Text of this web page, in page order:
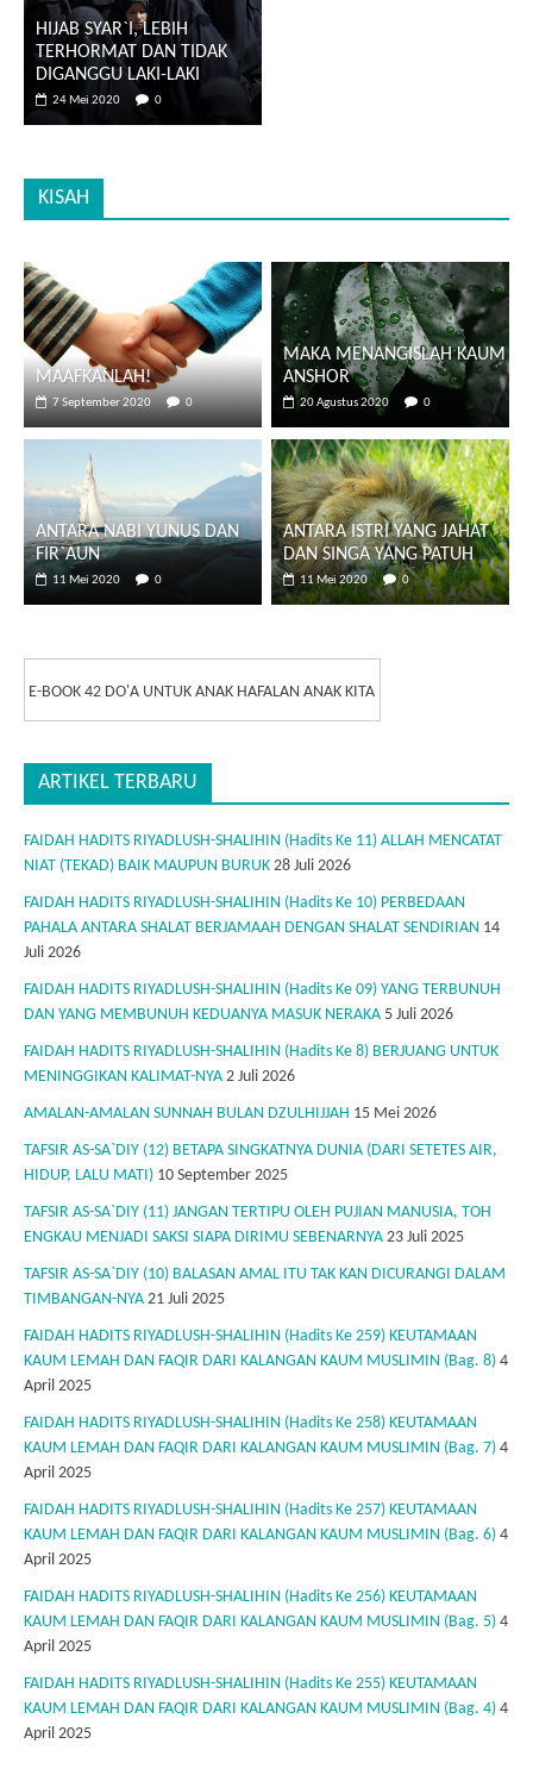
HIJAB SYAR`I, LEBIH
TERHORMAT DAN TIDAK
DIGANGGU LAKI-LAKI
24 Mei 2020 0
KISAH
MAAFKANLAH!
7 September 2020 0
MAKA MENANGISLAH KAUM
ANSHOR
20 Agustus 2020 0
ANTARA NABI YUNUS DAN
FIR`AUN
11 Mei 2020 0
ANTARA ISTRI YANG JAHAT
DAN SINGA YANG PATUH
11 Mei 2020 0
E-BOOK 42 DO'A UNTUK ANAK HAFALAN ANAK KITA
ARTIKEL TERBARU
FAIDAH HADITS RIYADLUSH-SHALIHIN (Hadits Ke 11) ALLAH MENCATAT
NIAT (TEKAD) BAIK MAUPUN BURUK 28 Juli 2026
FAIDAH HADITS RIYADLUSH-SHALIHIN (Hadits Ke 10) PERBEDAAN
PAHALA ANTARA SHALAT BERJAMAAH DENGAN SHALAT SENDIRIAN 14
Juli 2026
FAIDAH HADITS RIYADLUSH-SHALIHIN (Hadits Ke 09) YANG TERBUNUH
DAN YANG MEMBUNUH KEDUANYA MASUK NERAKA 5 Juli 2026
FAIDAH HADITS RIYADLUSH-SHALIHIN (Hadits Ke 8) BERJUANG UNTUK
MENINGGIKAN KALIMAT-NYA 2 Juli 2026
AMALAN-AMALAN SUNNAH BULAN DZULHIJJAH 15 Mei 2026
TAFSIR AS-SA`DIY (12) BETAPA SINGKATNYA DUNIA (DARI SETETES AIR,
HIDUP, LALU MATI) 10 September 2025
TAFSIR AS-SA`DIY (11) JANGAN TERTIPU OLEH PUJIAN MANUSIA, TOH
ENGKAU MENJADI SAKSI SIAPA DIRIMU SEBENARNYA 23 Juli 2025
TAFSIR AS-SA`DIY (10) BALASAN AMAL ITU TAK KAN DICURANGI DALAM
TIMBANGAN-NYA 21 Juli 2025
FAIDAH HADITS RIYADLUSH-SHALIHIN (Hadits Ke 259) KEUTAMAAN
KAUM LEMAH DAN FAQIR DARI KALANGAN KAUM MUSLIMIN (Bag. 8) 4
April 2025
FAIDAH HADITS RIYADLUSH-SHALIHIN (Hadits Ke 258) KEUTAMAAN
KAUM LEMAH DAN FAQIR DARI KALANGAN KAUM MUSLIMIN (Bag. 7) 4
April 2025
FAIDAH HADITS RIYADLUSH-SHALIHIN (Hadits Ke 257) KEUTAMAAN
KAUM LEMAH DAN FAQIR DARI KALANGAN KAUM MUSLIMIN (Bag. 6) 4
April 2025
FAIDAH HADITS RIYADLUSH-SHALIHIN (Hadits Ke 256) KEUTAMAAN
KAUM LEMAH DAN FAQIR DARI KALANGAN KAUM MUSLIMIN (Bag. 5) 4
April 2025
FAIDAH HADITS RIYADLUSH-SHALIHIN (Hadits Ke 255) KEUTAMAAN
KAUM LEMAH DAN FAQIR DARI KALANGAN KAUM MUSLIMIN (Bag. 4) 4
April 2025